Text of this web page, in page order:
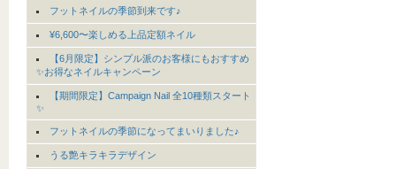
フットネイルの季節到来です♪
¥6,600〜楽しめる上品定額ネイル
【6月限定】シンプル派のお客様にもおすすめ
✨お得なネイルキャンペーン
【期間限定】Campaign Nail 全10種類スタート
✨
フットネイルの季節になってまいりました♪
うる艶キラキラデザイン